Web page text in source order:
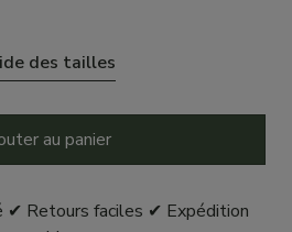
des tailles
au panier
✔ Retours faciles ✔ Expédition